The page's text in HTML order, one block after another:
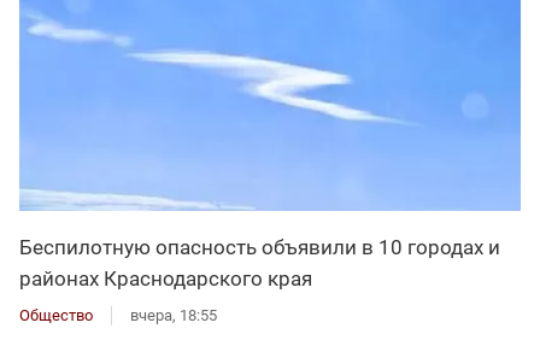
Беспилотную опасность объявили в 10 городах и
районах Краснодарского края
Общество вчера, 18:55